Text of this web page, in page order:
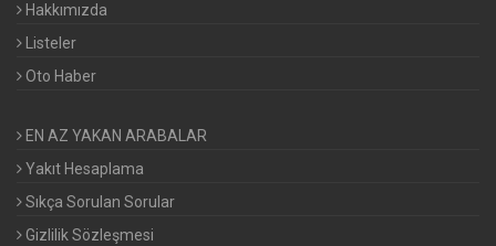
Hakkımızda
Listeler
Oto Haber
EN AZ YAKAN ARABALAR
Yakıt Hesaplama
Sıkça Sorulan Sorular
Gizlilik Sözleşmesi